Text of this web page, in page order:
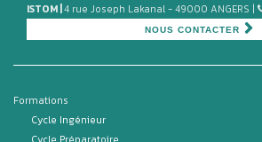
ISTOM | 4 rue Joseph Lakanal - 49000 ANGERS |
NOUS CONTACTER
Formations
Cycle Ingénieur